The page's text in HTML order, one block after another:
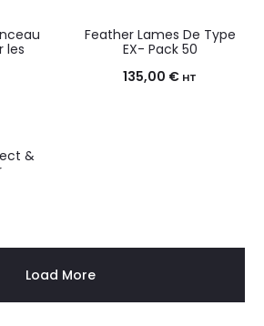
les
Feather Lames De Type
EX- Pack 50
135,00 € HT
&
Load More